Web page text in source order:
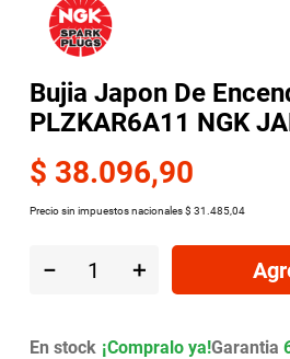
Bujia Japon De
PLZKAR6A11 NGK
$ 38.096,90
Precio sin impuestos nacionales$ 31 485,04
＋
－
En stock Garantia